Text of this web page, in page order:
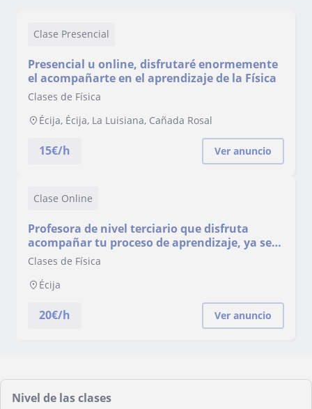
Clase Presencial
Presencial u online, disfrutaré enormemente
el acompañarte en el aprendizaje de la Física
Clases de Física
Écija, Écija, La Luisiana, Cañada Rosal
15€/h Ver anuncio
Clase Online
Profesora de nivel terciario que disfruta
acompañar tu proceso de aprendizaje, ya sea
presencial u online
Clases de Física
Écija
20€/h Ver anuncio
Nivel de las clases